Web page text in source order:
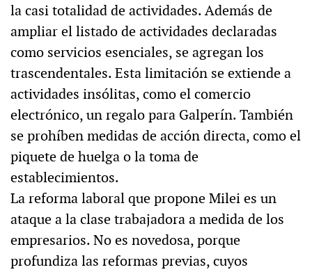
la casi totalidad de actividades. Además de
ampliar el listado de actividades declaradas
como servicios esenciales, se agregan los
trascendentales. Esta limitación se extiende a
actividades insólitas, como el comercio
electrónico, un regalo para Galperín. También
se prohíben medidas de acción directa, como el
piquete de huelga o la toma de
establecimientos.
La reforma laboral que propone Milei es un
ataque a la clase trabajadora a medida de los
empresarios. No es novedosa, porque
profundiza las reformas previas, cuyos